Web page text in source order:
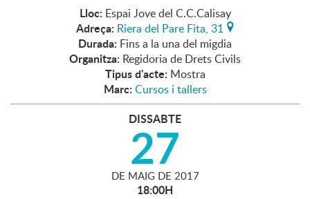
Lloc: Espai Jove del C.C.Calisay
Adreça: Riera del Pare Fita, 31
Durada: Fins a la una del migdia
Organitza: Regidoria de Drets Civils
Tipus d'acte: Mostra
Marc: Cursos i tallers
DISSABTE
27
DE MAIG DE 2017
18:00H